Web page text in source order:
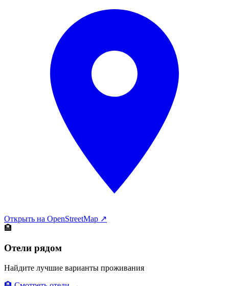
Открыть на OpenStreetMap ↗
🏨
Отели рядом
Найдите лучшие варианты проживания